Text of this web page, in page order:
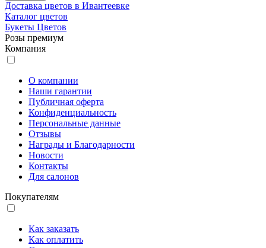
Доставка цветов в Ивантеевке
Каталог цветов
Букеты Цветов
Розы премиум
Компания
О компании
Наши гарантии
Публичная оферта
Конфиденциальность
Персональные данные
Отзывы
Награды и Благодарности
Новости
Контакты
Для салонов
Покупателям
Как заказать
Как оплатить